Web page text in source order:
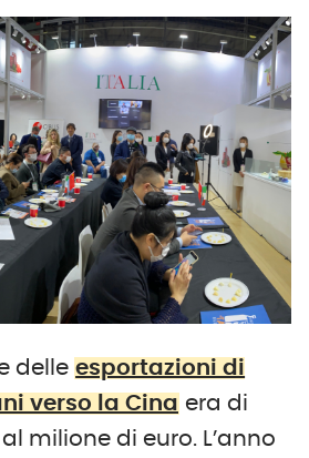
delle esportazioni di
verso la Cina era di
milione di euro. L’anno